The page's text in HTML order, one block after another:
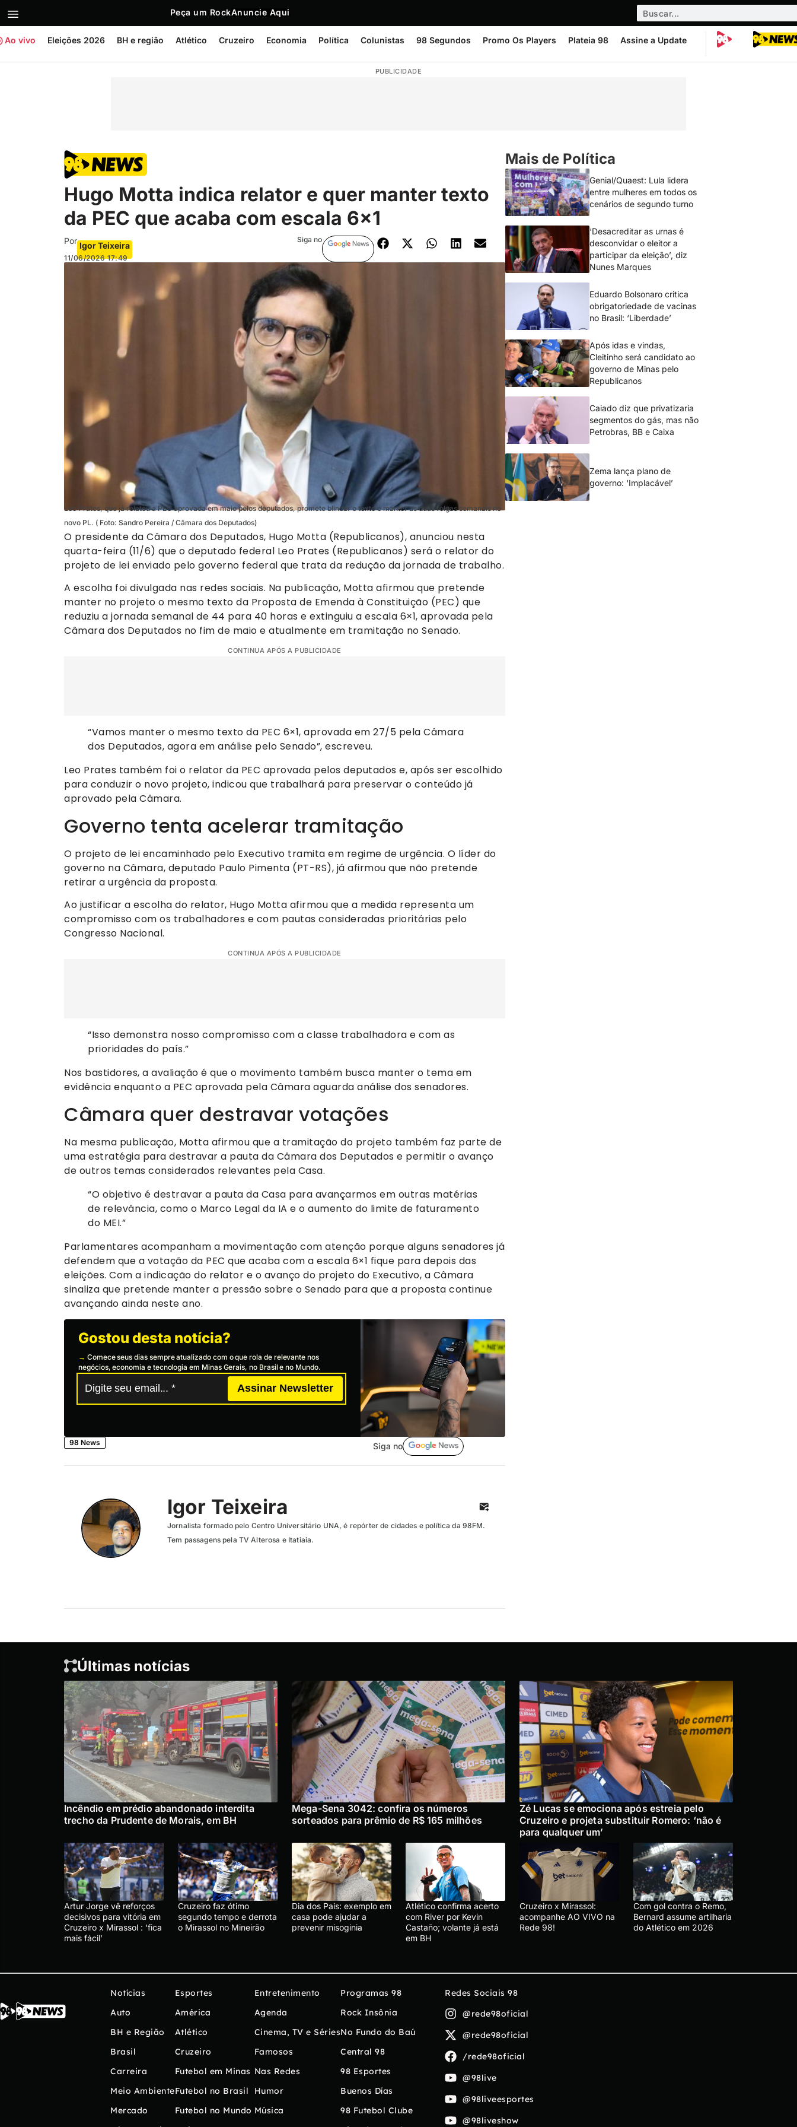
Peça um RockAnuncie Aqui
Ao vivo Eleições 2026 BH e região Atlético Cruzeiro Economia Política Colunistas 98 Segundos Promo Os Players Plateia 98 Assine a Update
PUBLICIDADE
Hugo Motta indica relator e quer manter texto
da PEC que acaba com escala 6×1
Por Igor Teixeira
11/06/2026 17:49
Siga no
Leo Prates, que já relatou a PEC aprovada em maio pelos deputados, promete blindar o texto e manter as duas folgas semanais no
novo PL. ( Foto: Sandro Pereira / Câmara dos Deputados)
O presidente da Câmara dos Deputados, Hugo Motta (Republicanos), anunciou nesta
quarta-feira (11/6) que o deputado federal Leo Prates (Republicanos) será o relator do
projeto de lei enviado pelo governo federal que trata da redução da jornada de trabalho.
A escolha foi divulgada nas redes sociais. Na publicação, Motta afirmou que pretende
manter no projeto o mesmo texto da Proposta de Emenda à Constituição (PEC) que
reduziu a jornada semanal de 44 para 40 horas e extinguiu a escala 6×1, aprovada pela
Câmara dos Deputados no fim de maio e atualmente em tramitação no Senado.
CONTINUA APÓS A PUBLICIDADE
“Vamos manter o mesmo texto da PEC 6×1, aprovada em 27/5 pela Câmara
dos Deputados, agora em análise pelo Senado”, escreveu.
Leo Prates também foi o relator da PEC aprovada pelos deputados e, após ser escolhido
para conduzir o novo projeto, indicou que trabalhará para preservar o conteúdo já
aprovado pela Câmara.
Governo tenta acelerar tramitação
O projeto de lei encaminhado pelo Executivo tramita em regime de urgência. O líder do
governo na Câmara, deputado Paulo Pimenta (PT-RS), já afirmou que não pretende
retirar a urgência da proposta.
Ao justificar a escolha do relator, Hugo Motta afirmou que a medida representa um
compromisso com os trabalhadores e com pautas consideradas prioritárias pelo
Congresso Nacional.
CONTINUA APÓS A PUBLICIDADE
“Isso demonstra nosso compromisso com a classe trabalhadora e com as
prioridades do país.”
Nos bastidores, a avaliação é que o movimento também busca manter o tema em
evidência enquanto a PEC aprovada pela Câmara aguarda análise dos senadores.
Câmara quer destravar votações
Na mesma publicação, Motta afirmou que a tramitação do projeto também faz parte de
uma estratégia para destravar a pauta da Câmara dos Deputados e permitir o avanço
de outros temas considerados relevantes pela Casa.
“O objetivo é destravar a pauta da Casa para avançarmos em outras matérias
de relevância, como o Marco Legal da IA e o aumento do limite de faturamento
do MEI.”
Parlamentares acompanham a movimentação com atenção porque alguns senadores já
defendem que a votação da PEC que acaba com a escala 6×1 fique para depois das
eleições. Com a indicação do relator e o avanço do projeto do Executivo, a Câmara
sinaliza que pretende manter a pressão sobre o Senado para que a proposta continue
avançando ainda neste ano.
Gostou desta notícia?
→ Comece seus dias sempre atualizado com o que rola de relevante nos
negócios, economia e tecnologia em Minas Gerais, no Brasil e no Mundo.
Assinar Newsletter
98 News Siga no
Igor Teixeira
Jornalista formado pelo Centro Universitário UNA, é repórter de cidades e política da 98FM.
Tem passagens pela TV Alterosa e Itatiaia.
Mais de Política
Genial/Quaest: Lula lidera
entre mulheres em todos os
cenários de segundo turno
‘Desacreditar as urnas é
desconvidar o eleitor a
participar da eleição’, diz
Nunes Marques
Eduardo Bolsonaro critica
obrigatoriedade de vacinas
no Brasil: ‘Liberdade’
Após idas e vindas,
Cleitinho será candidato ao
governo de Minas pelo
Republicanos
Caiado diz que privatizaria
segmentos do gás, mas não
Petrobras, BB e Caixa
Zema lança plano de
governo: ‘Implacável’
Últimas notícias
Incêndio em prédio abandonado interdita
trecho da Prudente de Morais, em BH
Mega-Sena 3042: confira os números
sorteados para prêmio de R$ 165 milhões
Zé Lucas se emociona após estreia pelo
Cruzeiro e projeta substituir Romero: ‘não é
para qualquer um’
Artur Jorge vê reforços
decisivos para vitória em
Cruzeiro x Mirassol : ‘fica
mais fácil’
Cruzeiro faz ótimo
segundo tempo e derrota
o Mirassol no Mineirão
Dia dos Pais: exemplo em
casa pode ajudar a
prevenir misoginia
Atlético confirma acerto
com River por Kevin
Castaño; volante já está
em BH
Cruzeiro x Mirassol:
acompanhe AO VIVO na
Rede 98!
Com gol contra o Remo,
Bernard assume artilharia
do Atlético em 2026
Notícias
Auto
BH e Região
Brasil
Carreira
Meio Ambiente
Mercado
Esportes
América
Atlético
Cruzeiro
Futebol em Minas
Futebol no Brasil
Futebol no Mundo
Entretenimento
Agenda
Cinema, TV e Séries
Famosos
Nas Redes
Humor
Música
Programas 98
Rock Insônia
No Fundo do Baú
Central 98
98 Esportes
Buenos Días
98 Futebol Clube
Redes Sociais 98
@rede98oficial
@rede98oficial
/rede98oficial
@98live
@98liveesportes
@98liveshow